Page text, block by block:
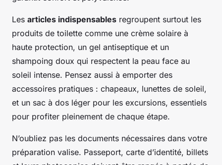
Les articles indispensables regroupent surtout les
produits de toilette comme une crème solaire à
haute protection, un gel antiseptique et un
shampoing doux qui respectent la peau face au
soleil intense. Pensez aussi à emporter des
accessoires pratiques : chapeaux, lunettes de soleil,
et un sac à dos léger pour les excursions, essentiels
pour profiter pleinement de chaque étape.
N’oubliez pas les documents nécessaires dans votre
préparation valise. Passeport, carte d’identité, billets